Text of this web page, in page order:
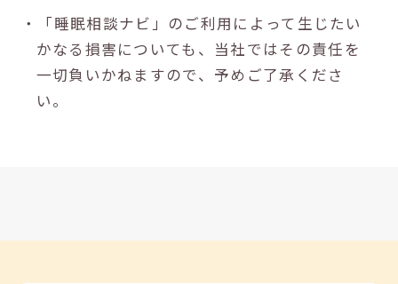
・「睡眠相談ナビ」のご利用によって生じたい
かなる損害についても、当社ではその責任を
一切負いかねますので、予めご了承くださ
い。